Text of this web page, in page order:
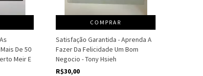
De 50
Meir E
COMPRAR
Satisfação Garantida - Aprenda A
Fazer Da Felicidade Um Bom
Negocio - Tony Hsieh
R$30,00